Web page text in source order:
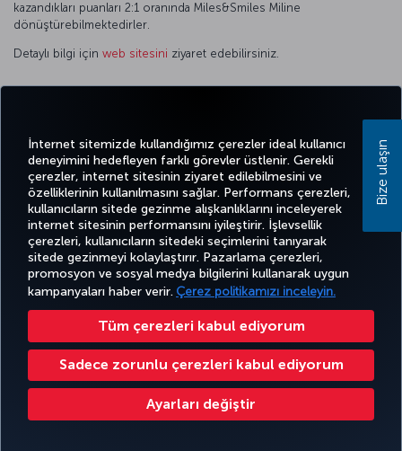
İnternet sitemizde kullandığımız çerezler ideal kullanıcı
deneyimini hedefleyen farklı görevler üstlenir. Gerekli
çerezler, internet sitesinin ziyaret edilebilmesini ve
özelliklerinin kullanılmasını sağlar. Performans çerezleri,
kullanıcıların sitede gezinme alışkanlıklarını inceleyerek
internet sitesinin performansını iyileştirir. İşlevsellik
çerezleri, kullanıcıların sitedeki seçimlerini tanıyarak
sitede gezinmeyi kolaylaştırır. Pazarlama çerezleri,
promosyon ve sosyal medya bilgilerini kullanarak uygun
kampanyaları haber verir. Çerez politikamızı inceleyin.
Tüm çerezleri kabul ediyorum
Sadece zorunlu çerezleri kabul ediyorum
Ayarları değiştir
kazandıkları puanları 2:1 oranında Miles&Smiles Miline
dönüştürebilmektedirler.
Detaylı bilgi için web sitesini ziyaret edebilirsiniz.
TwitterFacebook
Instagram
YoutubeLinkedIn
TiktokBlogPinterest
BİLET
AL VE
YÖNET
DENEYİM
FIRSATLAR
VE UÇUŞ
NOKTALARI
YARDIM MILES&SMILES
CLUB
Bilgi Toplumu Hizmetleri Erişilebilirlik Gizlilik ve Çerez Politikası Yasal Uyarı Yolcu Hakları
Çerez Ayarlarını Değiştir
Türk Hava Yolları A.O. Her hakkı saklıdır. © 1996 - 2026
Bize ulaşın